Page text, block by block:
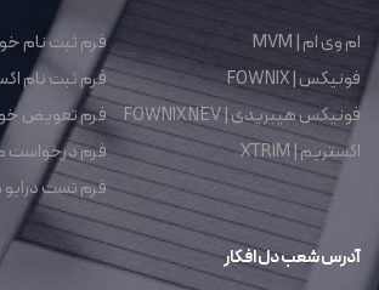
ام وی ام | MVM
فونیکس | FOWNIX
فونیکس هیبریدی | FOWNIX NEV
اکستریم | XTRIM
فرم ثبت نام
فرم ثبت نام
فرم تعویض
فرم درخواست
فرم تست
آدرس شعب دل افکار